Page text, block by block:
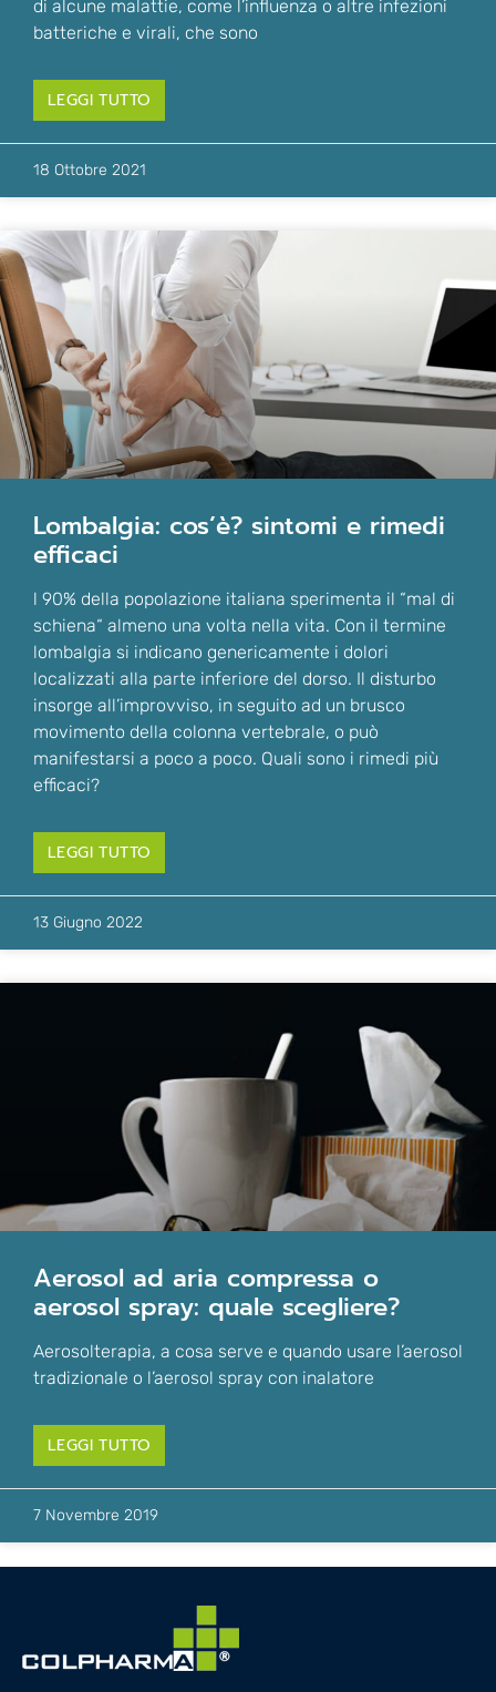
di alcune malattie, come l’influenza o altre infezioni
batteriche e virali, che sono
LEGGI TUTTO
18 Ottobre 2021
lombalgia: cos’è? sintomi e rimedi
efficaci
l 90% della popolazione italiana sperimenta il “mal di
schiena“ almeno una volta nella vita. Con il termine
lombalgia si indicano genericamente i dolori
localizzati alla parte inferiore del dorso. Il disturbo
insorge all’improvviso, in seguito ad un brusco
movimento della colonna vertebrale, o può
manifestarsi a poco a poco. Quali sono i rimedi più
efficaci?
LEGGI TUTTO
13 Giugno 2022
aerosol ad aria compressa o
aerosol spray: quale scegliere?
Aerosolterapia, a cosa serve e quando usare l’aerosol
tradizionale o l’aerosol spray con inalatore
LEGGI TUTTO
7 Novembre 2019